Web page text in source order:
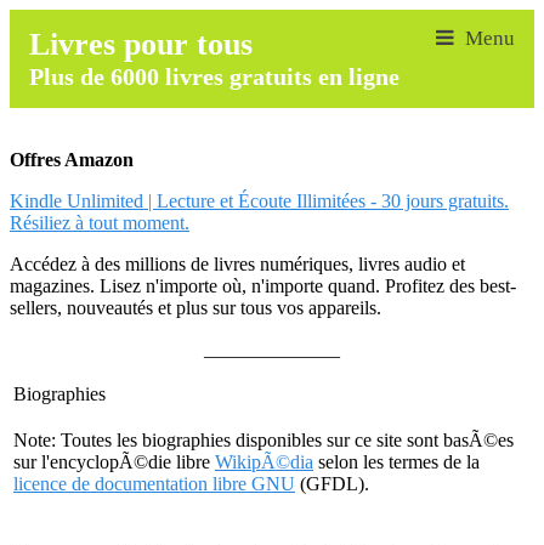
Livres pour tous
Plus de 6000 livres gratuits en ligne
Offres Amazon
Kindle Unlimited | Lecture et Écoute Illimitées - 30 jours gratuits.
Résiliez à tout moment.
Accédez à des millions de livres numériques, livres audio et
magazines. Lisez n'importe où, n'importe quand. Profitez des best-
sellers, nouveautés et plus sur tous vos appareils.
Biographies
Note: Toutes les biographies disponibles sur ce site sont basÃ©es
sur l'encyclopÃ©die libre WikipÃ©dia selon les termes de la
licence de documentation libre GNU (GFDL).